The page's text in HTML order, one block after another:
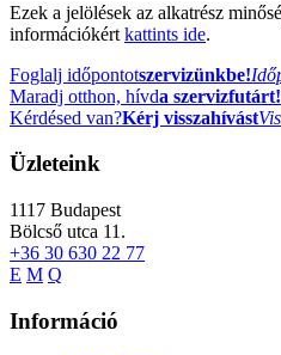
Ezek a jelölések az alkatrész
információkért kattints ide.
Foglalj időpontotszervizünkbe!
Maradj otthon, hívda szervizfutárt!
Kérdésed van?Kérj visszahívást
Üzleteink
1117 Budapest
Bölcső utca 11.
+36 30 630 22 77
E M Q
Információ